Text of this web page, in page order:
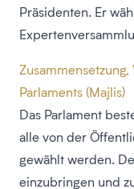
Präsidenten. Er
Parlaments (Majlis)
Das Parlament
alle von der
gewählt werden.
einzubringen und